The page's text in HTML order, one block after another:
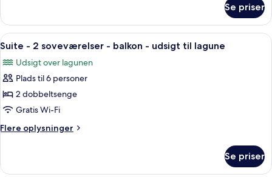
-
balkon
-
udsigt
til
lagune
-
kingsize-
med
sovesofa
balkon
-
til
Se priser
Indlæs
alle
billeder
af
Suite
-
2
soveværelser
balkon
Et hotelværelse med en seng, et
16
Suite - 2 soveværelser - balkon - udsigt til lagune
Udsigt over lagunen
Plads til 6 personer
2 dobbeltsenge
Gratis Wi-Fi
Flere oplysninger
Flere
-
Se priser